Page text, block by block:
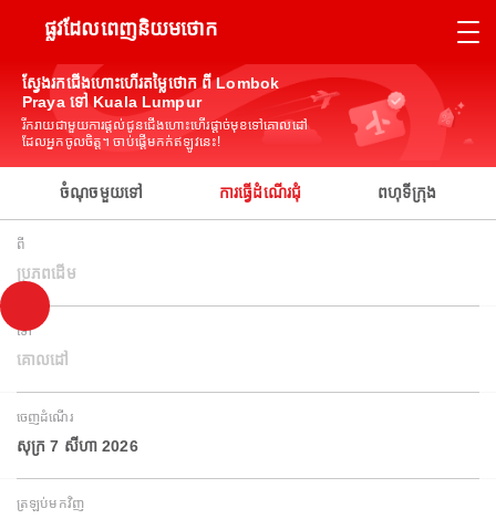
ផ្លូវដែលពេញនិយមថោក
ស្វែងរកជើងហោះហើរតម្លៃថោក ពី Lombok
Praya ទៅ Kuala Lumpur
រីករាយជាមួយការផ្តល់ជូនជើងហោះហើរផ្តាច់មុខទៅគោលដៅ
ដែលអ្នកចូលចិត្ត។ ចាប់ផ្តើមកក់ឥឡូវនេះ!
ចំណុចមួយទៅ ការធ្វើដំណើរជុំ ពហុទីក្រុង
ពី
ប្រភពដើម
ទៅ
គោលដៅ
ចេញដំណើរ
សុក្រ 7 សីហា 2026
ត្រឡប់មកវិញ